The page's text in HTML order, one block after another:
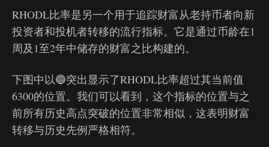
RHODL比率是另一个用于追踪财富从老持币者向新
投资者和投机者转移的流行指标。它是通过币龄在1
周及1至2年中储存的财富之比构建的。
下图中以🔵突出显示了RHODL比率超过其当前值
6300的位置。我们可以看到，这个指标的位置与之
前所有历史高点突破的位置非常相似，这表明财富
转移与历史先例严格相符。